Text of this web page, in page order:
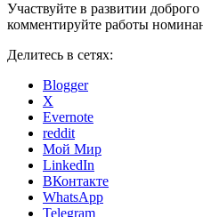
Участвуйте в развитии
комментируйте работы
Делитесь в сетях:
Blogger
X
Evernote
reddit
Мой Мир
LinkedIn
ВКонтакте
WhatsApp
Telegram